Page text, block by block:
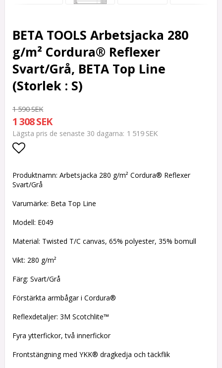
BETA TOOLS Arbetsjacka 280
g/m² Cordura® Reflexer
Svart/Grå, BETA Top Line
(Storlek : S)
1 590 SEK
1 308 SEK
Lägsta pris de senaste 30 dagarna 1 519 SEK
Lägg till i favoritlistan
Produktnamn: Arbetsjacka 280 g/m² Cordura® Reflexer
Svart/Grå
Varumärke: Beta Top Line
Modell: E049
Material: Twisted T/C canvas, 65% polyester, 35% bomull
Vikt: 280 g/m²
Färg: Svart/Grå
Förstärkta armbågar i Cordura®
Reflexdetaljer: 3M Scotchlite™
Fyra ytterfickor, två innerfickor
Frontstängning med YKK® dragkedja och täckflik